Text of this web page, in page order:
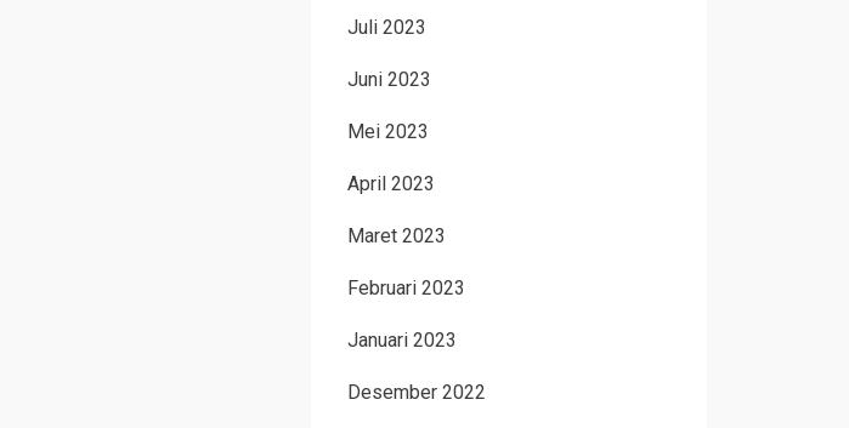
Juli 2023
Juni 2023
Mei 2023
April 2023
Maret 2023
Februari 2023
Januari 2023
Desember 2022